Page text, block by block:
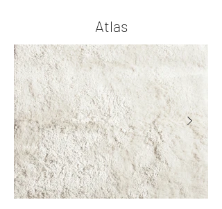
Atlas